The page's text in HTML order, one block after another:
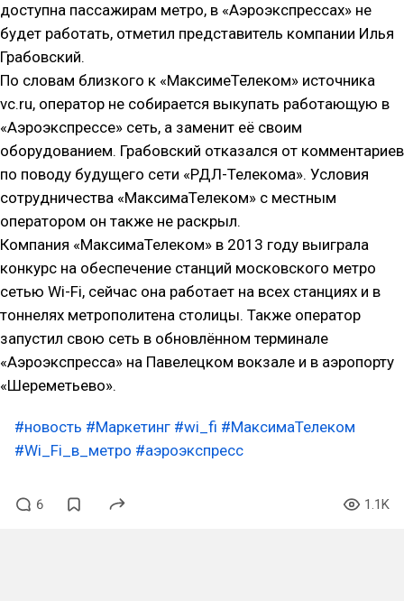
доступна пассажирам метро, в «Аэроэкспрессах» не
будет работать, отметил представитель компании Илья
Грабовский.
По словам близкого к «МаксимеТелеком» источника
vc.ru, оператор не собирается выкупать работающую в
«Аэроэкспрессе» сеть, а заменит её своим
оборудованием. Грабовский отказался от комментариев
по поводу будущего сети «РДЛ-Телекома». Условия
сотрудничества «МаксимаТелеком» с местным
оператором он также не раскрыл.
Компания «МаксимаТелеком» в 2013 году выиграла
конкурс на обеспечение станций московского метро
сетью Wi-Fi, сейчас она работает на всех станциях и в
тоннелях метрополитена столицы. Также оператор
запустил свою сеть в обновлённом терминале
«Аэроэкспресса» на Павелецком вокзале и в аэропорту
«Шереметьево».
#новость #Маркетинг #wi_fi #МаксимаТелеком
#Wi_Fi_в_метро #аэроэкспресс
6 1.1K